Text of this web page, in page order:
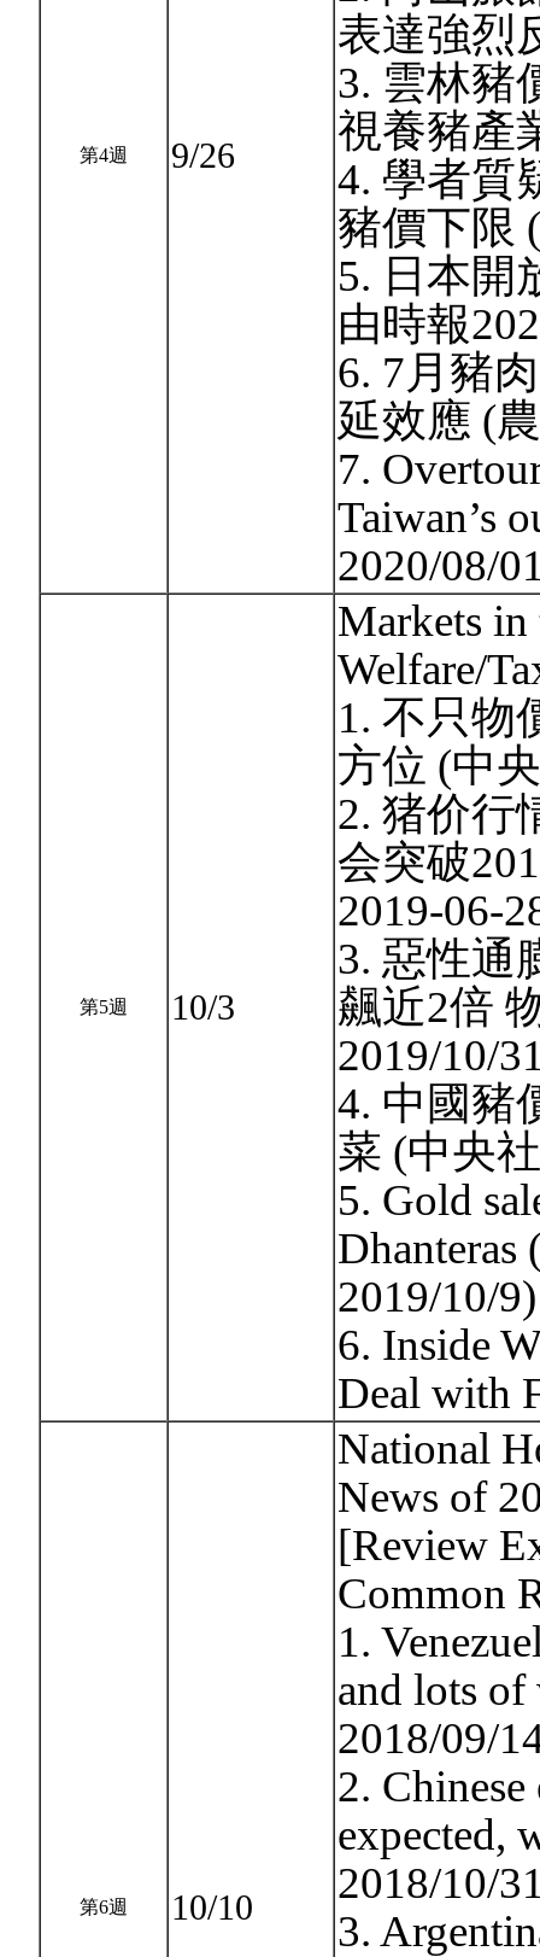
第4週 9/26
表達強烈
3. 雲林豬
視養豬產
4. 學者質
豬價下限
5. 日本開
由時報
6. 7月豬
延效應 (
7.
Taiwan’s
2020/08/
第5週 10/3
Markets
Welfare/
1. 不只物
方位 (中
2. 猪价行
会突破
2019-06-
3. 惡性通
飆近2倍
2019/10/
4. 中國豬
菜 (中央
5. Gold
2019/10/9)
6. Inside
Deal with
第6週 10/10
National
News of
[Review
Common
1.
and lots
2018/09/
2.
expected,
2018/10/
3.